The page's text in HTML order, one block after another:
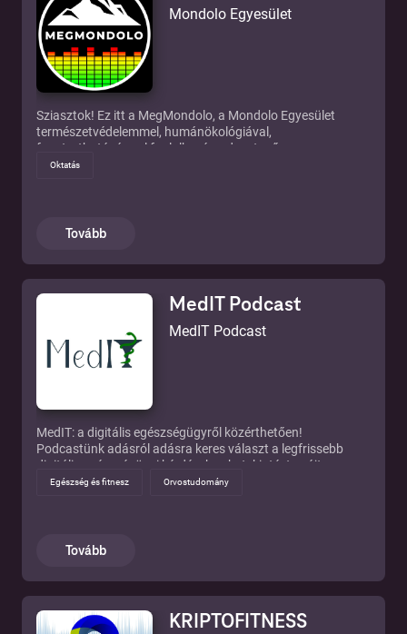
Mondolo Egyesület
Sziasztok! Ez itt a MegMondolo, a Mondolo Egyesület
természetvédelemmel, humánökológiával,
fenntarthatósággal foglalkozó podcast műsora.
Adásainkban a zöld témák legszélesebb skáláját
otthoni zöld praktikákkal kapcsolatban.
Oktatás
Tovább
MedIT Podcast
MedIT Podcast
MedIT: a digitális egészségügyről közérthetően!
Podcastünk adásról adásra keres választ a legfrissebb
digitális egészségügyi kérdésekre, betekintést nyújt az
egészségügyi technológia legújabb vívmányaiba és
egészséges élet lehetősége mindenkié!
Egészség és fitnesz Orvostudomány
Tovább
KRIPTOFITNESS